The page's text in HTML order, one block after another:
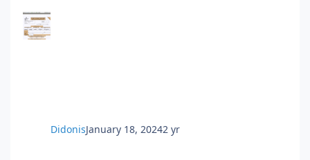
DidonisJanuary 18, 20242 yr